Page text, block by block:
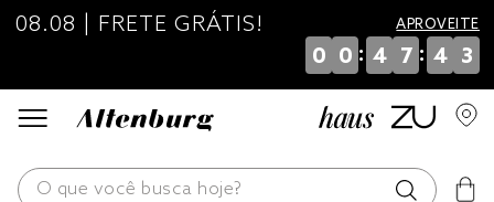
08.08 | FRETE GRÁTIS! APROVEITE
0 0 : 4 7 : 4 3
O que você busca hoje?